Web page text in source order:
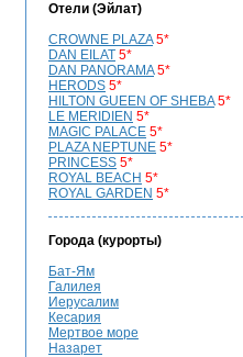
Отели (Эйлат)
CROWNЕ PLAZA 5*
DAN EILAT 5*
DAN PANORAMA 5*
HERODS 5*
HILTON GUEEN OF SHEBA 5*
LE MERIDIEN 5*
MAGIC PALACE 5*
PLAZA NEPTUNE 5*
PRINCESS 5*
ROYAL BEACH 5*
ROYAL GARDEN 5*
Города (курорты)
Бат-Ям
Галилея
Иерусалим
Кесария
Мертвое море
Назарет